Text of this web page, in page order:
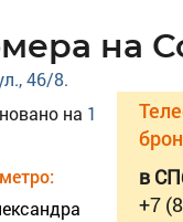
на
46/8.
на 1
в
+7